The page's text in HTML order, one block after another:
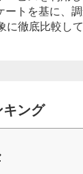
ートを基に、
に徹底比較し
キング